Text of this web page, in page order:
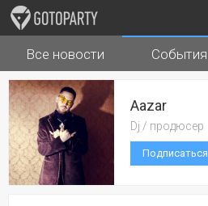
Города Музыка
Все новости События
Aazar
Dj / продюсер
Подписаться